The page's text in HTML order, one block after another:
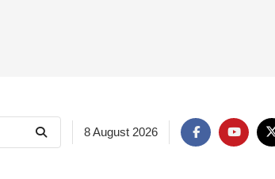
8 August 2026